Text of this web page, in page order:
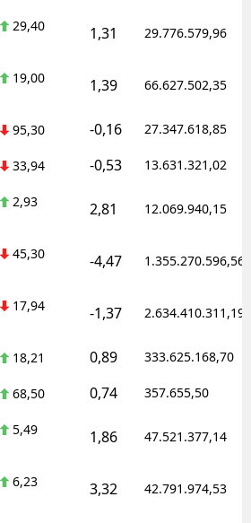
29,40 1,31 29.776.579,96
19,00 1,39 66.627.502,35
95,30 -0,16 27.347.618,85
33,94 -0,53 13.631.321,02
2,93 2,81 12.069.940,15
45,30 -4,47 1.355.270.596,56
17,94 -1,37 2.634.410.311,19
18,21 0,89 333.625.168,70
68,50 0,74 357.655,50
5,49 1,86 47.521.377,14
6,23 3,32 42.791.974,53